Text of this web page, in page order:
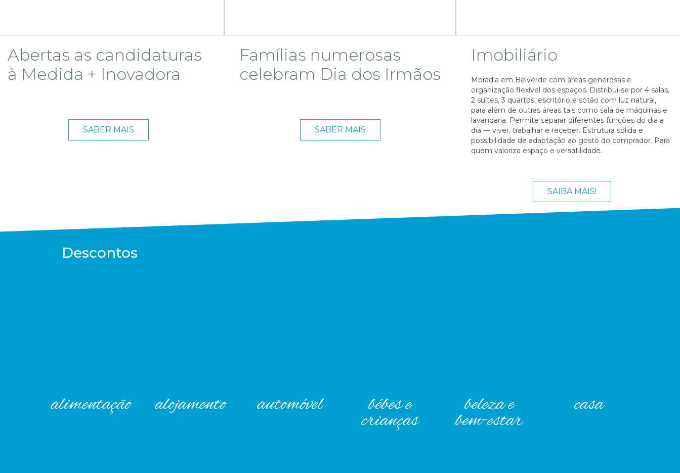
Abertas as candidaturas
à Medida + Inovadora
SABER MAIS
Famílias numerosas
celebram Dia dos Irmãos
SABER MAIS
Imobiliário
Moradia em Belverde com áreas generosas e
organização flexível dos espaços. Distribui-se por 4 salas,
2 suítes, 3 quartos, escritório e sótão com luz natural,
para além de outras áreas tais como sala de máquinas e
lavandaria. Permite separar diferentes funções do dia a
dia — viver, trabalhar e receber. Estrutura sólida e
possibilidade de adaptação ao gosto do comprador. Para
quem valoriza espaço e versatilidade.
SAIBA MAIS!
Descontos
alimentação alojamento automóvel bébes e
crianças
beleza e
bem-estar
casa